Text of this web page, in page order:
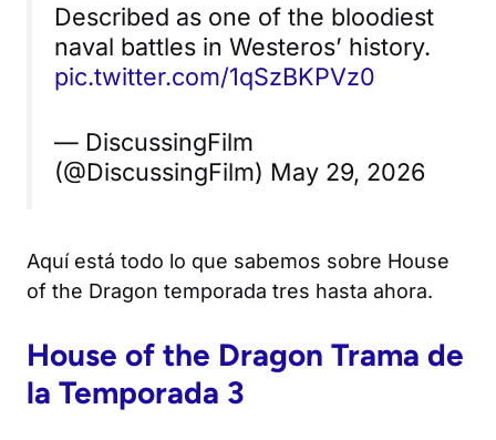
Described as one of the bloodiest
naval battles in Westeros’ history.
pic.twitter.com/1qSzBKPVz0
— DiscussingFilm
(@DiscussingFilm) May 29, 2026
Aquí está todo lo que sabemos sobre House
of the Dragon temporada tres hasta ahora.
House of the Dragon Trama de
la Temporada 3